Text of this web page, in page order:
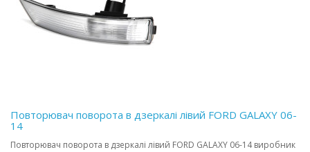
Повторювач поворота в дзеркалі лівий FORD GALAXY 06-
14
Повторювач поворота в дзеркалі лівий FORD GALAXY 06-14 виробник